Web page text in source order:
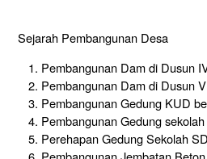
Sejarah Pembangunan Desa
Pembangunan Dam di Dusun
Pembangunan Dam di Dusun
Pembangunan Gedung KUD
Pembangunan Gedung
Perehapan Gedung Sekolah